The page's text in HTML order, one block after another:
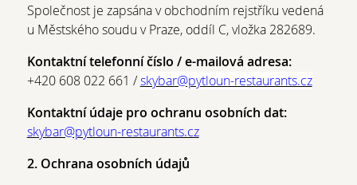
Společnost je zapsána v obchodním rejstříku vedená
u Městského soudu v Praze, oddíl C, vložka 282689.
Kontaktní telefonní číslo / e-mailová adresa:
+420 608 022 661 /skybar@pytloun-restaurants.cz
Kontaktní údaje pro ochranu osobních dat:
skybar@pytloun-restaurants.cz
2. Ochrana osobních údajů